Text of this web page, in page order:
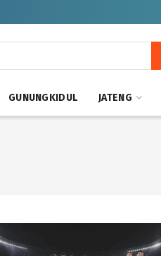
GUNUNGKIDUL JATENG